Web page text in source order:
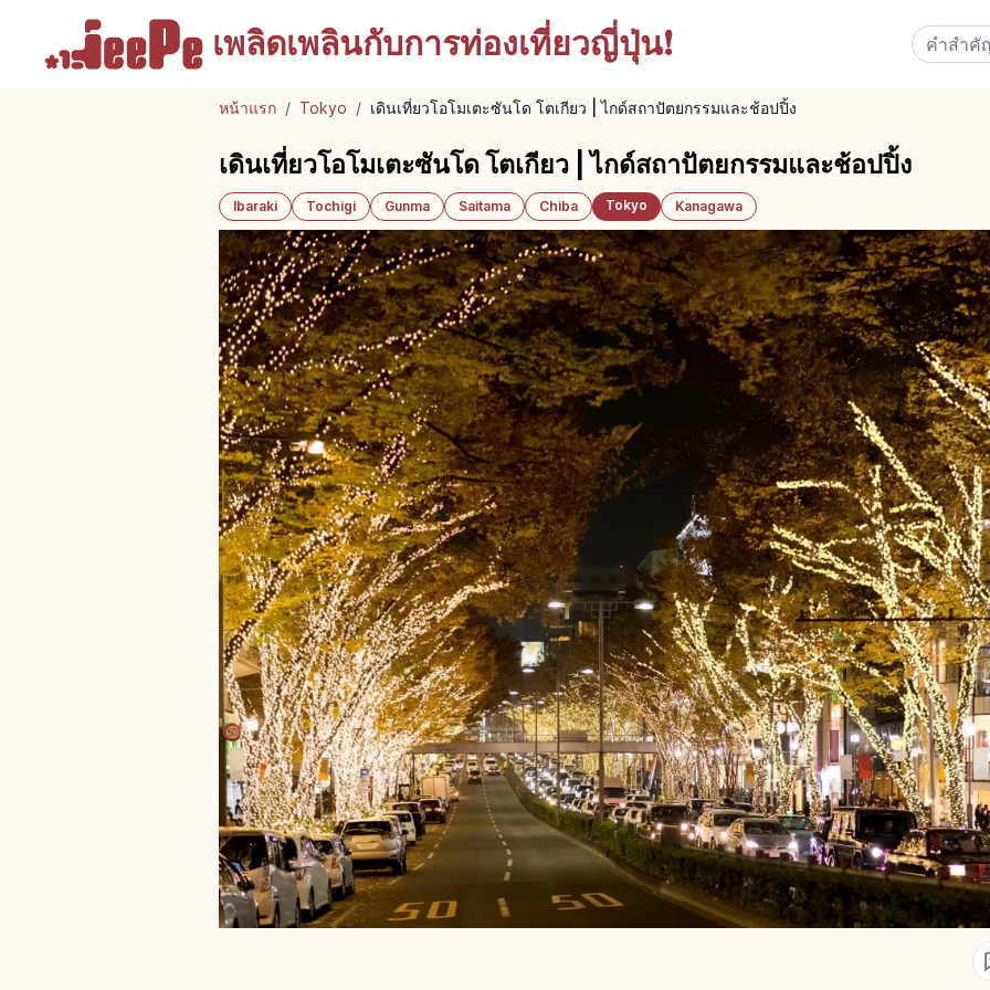
เพลิดเพลินกับการท่องเที่ยวญี่ปุ่น!
หน้าแรก / Tokyo / เดินเที่ยวโอโมเตะซันโด โตเกียว | ไกด์สถาปัตยกรรมและช้อปปิ้ง
เดินเที่ยวโอโมเตะซันโด โตเกียว | ไกด์สถาปัตยกรรมและช้อปปิ้ง
Ibaraki Tochigi Gunma Saitama Chiba Tokyo Kanagawa